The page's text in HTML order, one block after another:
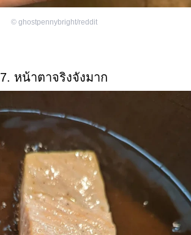
© ghostpennybright/reddit
7. หน้าตาจริงจังมาก